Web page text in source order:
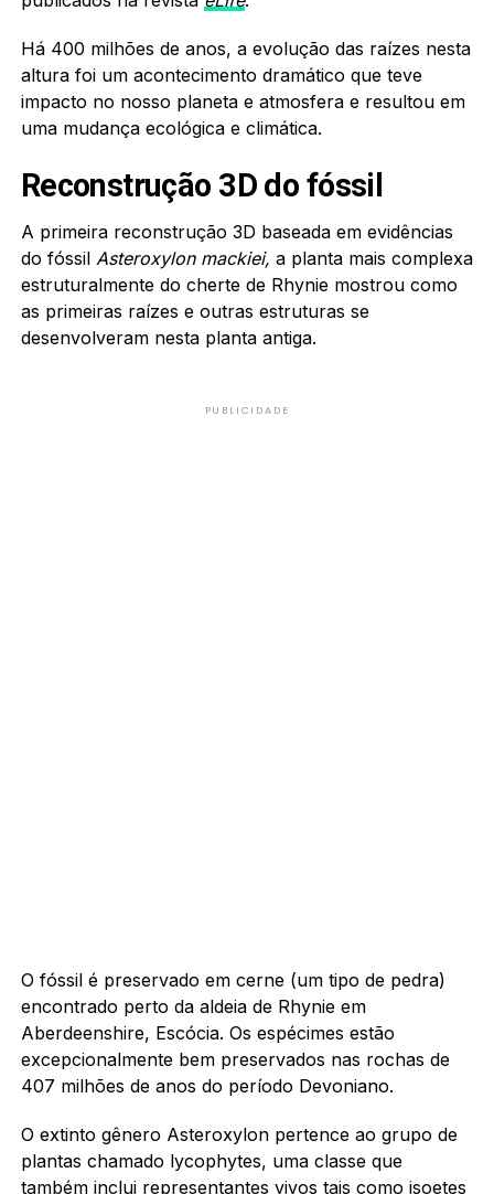
Há 400 milhões de anos, a evolução das raízes nesta
altura foi um acontecimento dramático que teve
impacto no nosso planeta e atmosfera e resultou em
uma mudança ecológica e climática.
Reconstrução 3D do fóssil
A primeira reconstrução 3D baseada em evidências
do fóssil Asteroxylon mackiei, a planta mais complexa
estruturalmente do cherte de Rhynie mostrou como
as primeiras raízes e outras estruturas se
desenvolveram nesta planta antiga.
PUBLICIDADE
O fóssil é preservado em cerne (um tipo de pedra)
encontrado perto da aldeia de Rhynie em
Aberdeenshire, Escócia. Os espécimes estão
excepcionalmente bem preservados nas rochas de
407 milhões de anos do período Devoniano.
O extinto gênero Asteroxylon pertence ao grupo de
plantas chamado lycophytes, uma classe que
também inclui representantes vivos tais como isoetes